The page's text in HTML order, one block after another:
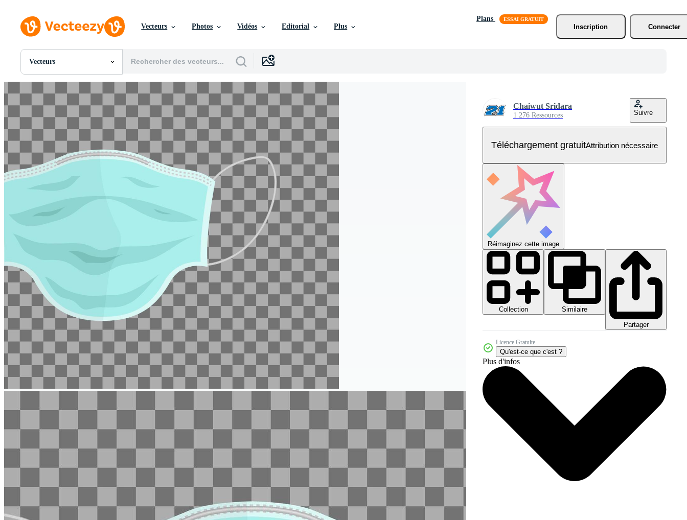
Vecteurs Photos Vidéos Editorial Plus
Plans
Inscription
Connecter
Vecteurs
Toutes Images
PSDs
SVGs
Modèles
Motion graphics
Images Éditoriales
Événements Éditoriaux
Chaiwut Sridara
1 276 Ressources Suivre
Téléchargement gratuitAttribution nécessaire
Réimaginez cette image
Collection
Similaire
Partager
Licence Gratuite
Qu'est-ce que c'est ?
Plus d'infos